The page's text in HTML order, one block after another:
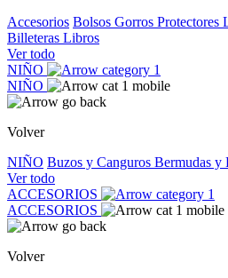
Accesorios Bolsos Gorros Protectores
Billeteras Libros
Ver todo
NIÑO
NIÑO
Volver
NIÑO Buzos y Canguros Bermudas y
Ver todo
ACCESORIOS
ACCESORIOS
Volver